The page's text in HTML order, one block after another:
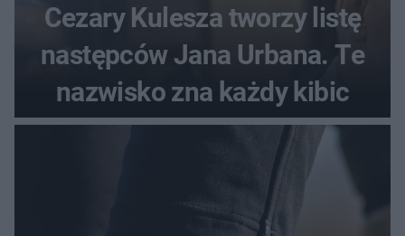
Cezary Kulesza tworzy listę
następców Jana Urbana. Te
nazwisko zna każdy kibic